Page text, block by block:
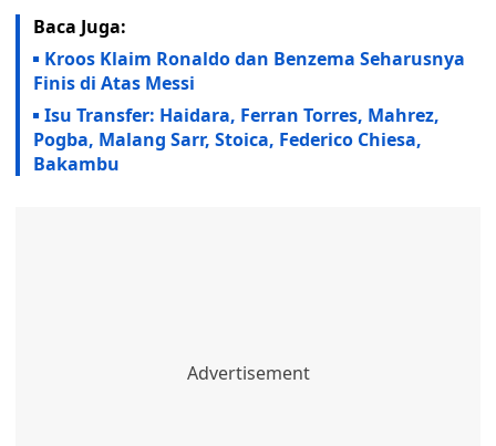
Baca Juga:
Kroos Klaim Ronaldo dan Benzema Seharusnya
Finis di Atas Messi
Isu Transfer: Haidara, Ferran Torres, Mahrez,
Pogba, Malang Sarr, Stoica, Federico Chiesa,
Bakambu